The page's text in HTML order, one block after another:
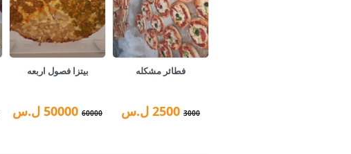
فطائر مشكله
3000
2500 ل.س
بيتزا فصول اربعه
60000
50000 ل.س